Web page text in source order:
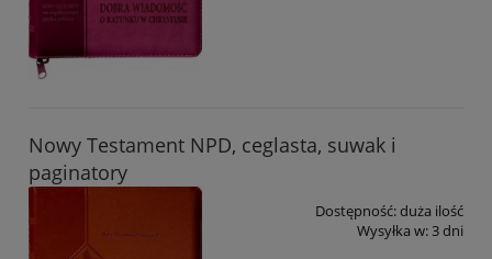
Nowy Testament NPD, ceglasta, suwak i
paginatory
Dostępność:duża ilość
Wysyłka w:3 dni